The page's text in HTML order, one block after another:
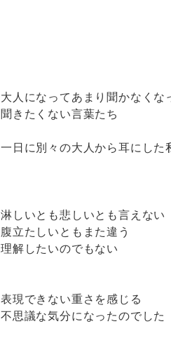
大人になってあまり聞かなくな
聞きたくない言葉たち
一日に別々の大人から耳にした
淋しいとも悲しいとも言えない
腹立たしいともまた違う
理解したいのでもない
表現できない重さを感じる
不思議な気分になったのでした